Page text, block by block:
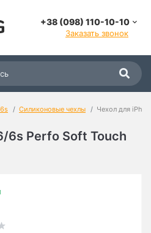
+38 (098) 110-10-10
Заказать звонок
Силиконовые чехлы Чехол для
6s Perfo Soft Touch